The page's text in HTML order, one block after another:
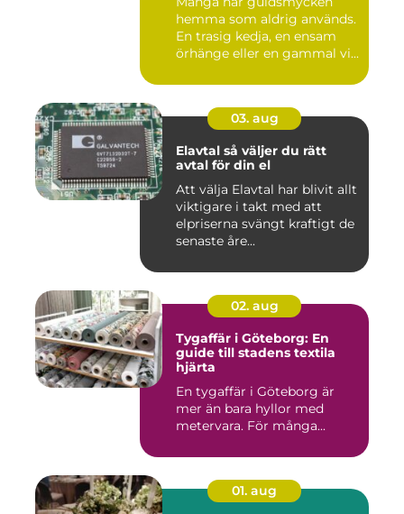
hemma som aldrig används.
En trasig kedja, en ensam
örhänge eller en gammal vi...
03. aug
Elavtal så väljer du rätt
avtal för din el
Att välja Elavtal har blivit allt
viktigare i takt med att
elpriserna svängt kraftigt de
senaste åre...
02. aug
Tygaffär i Göteborg: En
guide till stadens textila
hjärta
En tygaffär i Göteborg är
mer än bara hyllor med
metervara. För många...
01. aug